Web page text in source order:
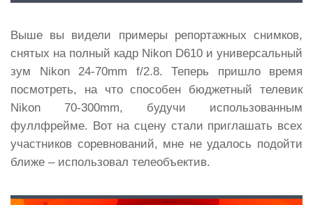
Выше вы видели примеры репортажных снимков,
снятых на полный кадр Nikon D610 и универсальный
зум Nikon 24-70mm f/2.8. Теперь пришло время
посмотреть, на что способен бюджетный телевик
Nikon 70-300mm, будучи использованным
фуллфрейме. Вот на сцену стали приглашать всех
участников соревнований, мне не удалось подойти
ближе – использовал телеобъектив.